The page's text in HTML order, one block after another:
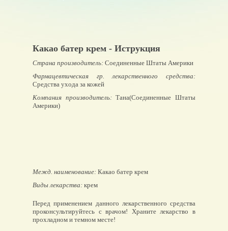
Какао батер крем - Иструкция
Страна производитель: Соединенные Штаты Америки
Фармацевтическая гр. лекарственного средства:
Средства ухода за кожей
Компания производитель:Тана(Соединенные Штаты
Америки)
Межд. наименование: Какао батер крем
Виды лекарства: крем
Перед применением данного лекарственного средства
проконсультируйтесь с врачом! Храните лекарство в
прохладном и темном месте!